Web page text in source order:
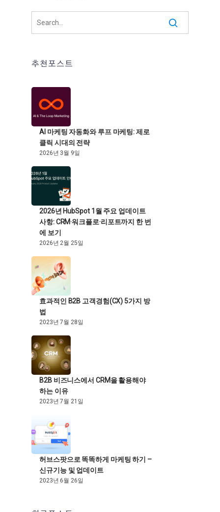
추천포스트
AI 마케팅 자동화와 루프 마케팅: 제로
클릭 시대의 전략
2026년 3월 9일
2026년 HubSpot 1월 주요 업데이트
사항: CRM·워크플로·리포트까지 한 번
에 보기
2026년 2월 25일
효과적인 B2B 고객경험(CX) 5가지 방
법
2023년 7월 28일
B2B 비즈니스에서 CRM을 활용해야
하는 이유
2023년 7월 21일
허브스팟으로 똑똑하게 마케팅 하기 –
신규기능 및 업데이트
2023년 6월 26일